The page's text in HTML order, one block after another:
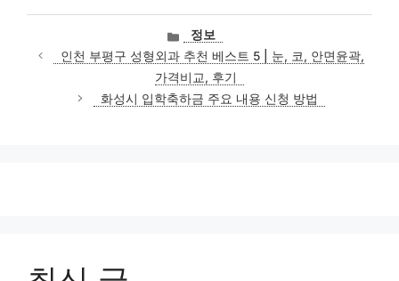
카
테
고
리
정보
인천 부평구 성형외과 추천 베스트 5 | 눈, 코, 안면윤곽,
가격비교, 후기
화성시 입학축하금 주요 내용 신청 방법